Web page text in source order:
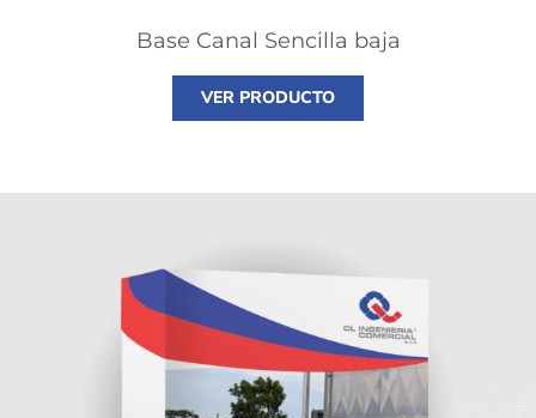
Base Canal Sencilla baja
VER PRODUCTO